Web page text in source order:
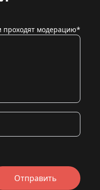
проходят модерацию*
Отправить